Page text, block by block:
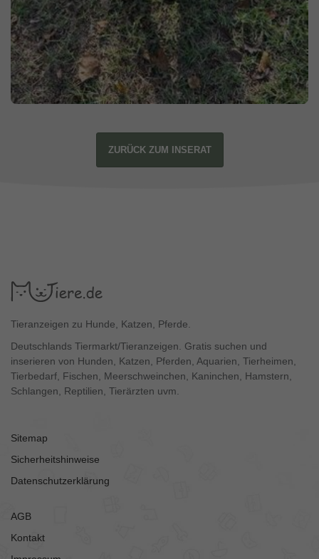
ZURÜCK ZUM INSERAT
Tieranzeigen zu Hunde, Katzen, Pferde.
Deutschlands Tiermarkt/Tieranzeigen. Gratis suchen und
inserieren von Hunden, Katzen, Pferden, Aquarien, Tierheimen,
Tierbedarf, Fischen, Meerschweinchen, Kaninchen, Hamstern,
Schlangen, Reptilien, Tierärzten uvm.
Sitemap
Sicherheitshinweise
Datenschutzerklärung
AGB
Kontakt